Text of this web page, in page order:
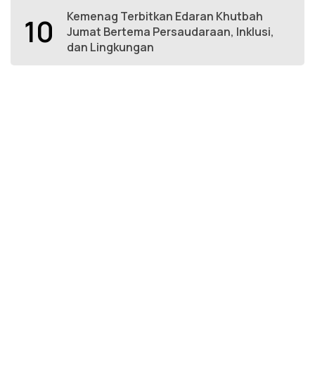
10
Kemenag Terbitkan Edaran Khutbah
Jumat Bertema Persaudaraan, Inklusi,
dan Lingkungan